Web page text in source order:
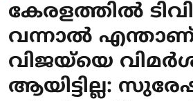
കേരളത്തില്‍
വന്നാല്‍ എന്താണ്
വിജയ്‌യെ
ആയിട്ടില്ല: